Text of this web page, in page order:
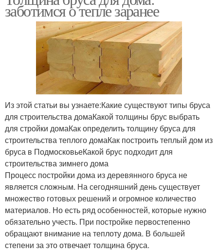
заботимся о тепле заранее
Из этой статьи вы узнаете:Какие существуют типы бруса
для строительства домаКакой толщины брус выбрать
для стройки домаКак определить толщину бруса для
строительства теплого домаКак построить теплый дом из
бруса в ПодмосковьеКакой брус подходит для
строительства зимнего дома
Процесс постройки дома из деревянного бруса не
является сложным. На сегодняшний день существует
множество готовых решений и огромное количество
материалов. Но есть ряд особенностей, которые нужно
обязательно учесть. При постройке первостепенно
обращают внимание на теплоту дома. В большей
степени за это отвечает толщина бруса.